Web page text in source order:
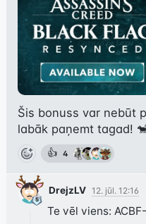
Šis bonuss var nebūt
labāk paņemt tagad!
👍 4
DrejzLV 12. jūl. 12:16
Te vēl viens: